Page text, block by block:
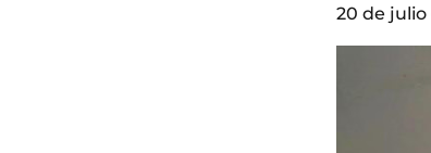
20 de julio